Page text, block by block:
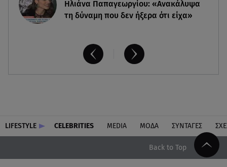
Ηλιάνα Παπαγεωργίου: «Ανακάλυψα
τη δύναμη που δεν ήξερα ότι είχα»
LIFESTYLE CELEBRITIES MEDIA ΜΟΔΑ ΣΥΝΤΑΓΕΣ
Back to Top